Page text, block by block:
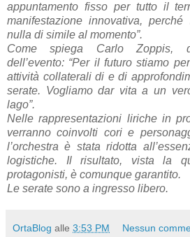
appuntamento fisso per tutto il
manifestazione innovativa,
nulla di simile al momento”.
Come spiega Carlo Zoppis,
dell’evento: “Per il futuro stiamo
attività collaterali di e di
serate. Vogliamo dar vita a un
lago”.
Nelle rappresentazioni liriche in
verranno coinvolti cori e
l’orchestra è stata ridotta
logistiche. Il risultato, vista la
protagonisti, è comunque garantito.
Le serate sono a ingresso libero.
OrtaBlog alle 3:53 PM Nessun